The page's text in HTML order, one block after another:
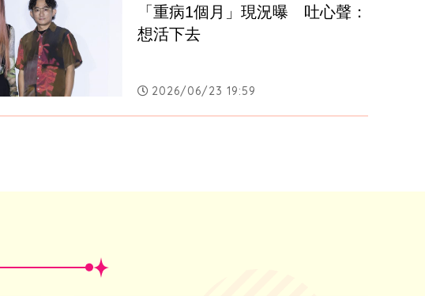
「重病1個月」現況曝　吐心聲：
想活下去
2026/06/23 19:59